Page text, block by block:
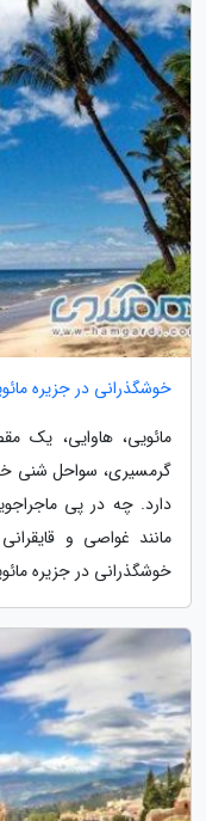
خوشگذرانی در جزیره
مائویی، هاوایی، یک
گرمسیری، سواحل شنی
دارد. چه در پی
مانند غواصی و
خوشگذرانی در جزیره